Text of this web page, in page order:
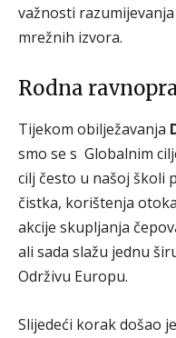
važnosti
mrežnih izvora.
Rodna
Tijekom obilježavanja
smo se s Globalnim
cilj često u našoj školi
čistka, korištenja
akcije skupljanja
ali sada slažu jednu
Održivu Europu.
Slijedeći korak došao